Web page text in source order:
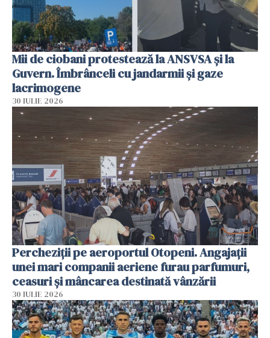
Mii de ciobani protestează la ANSVSA și la
Guvern. Îmbrânceli cu jandarmii și gaze
lacrimogene
30 IULIE 2026
Percheziții pe aeroportul Otopeni. Angajații
unei mari companii aeriene furau parfumuri,
ceasuri și mâncarea destinată vânzării
30 IULIE 2026